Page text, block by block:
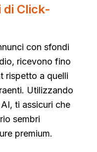
di Click-
con sfondi
ricevono fino
rispetto a quelli
Utilizzando
ti assicuri che
sembri
premium.